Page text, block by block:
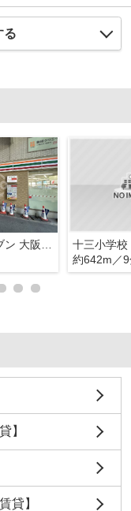
る
十三小学校
約642m／
】
貸】